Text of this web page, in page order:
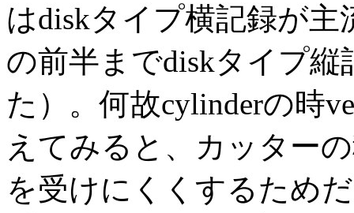
はdiskタイプ横記録が
の前半までdiskタイプ
た）。何故cylinderの時
えてみると、カッター
を受けにくくするため